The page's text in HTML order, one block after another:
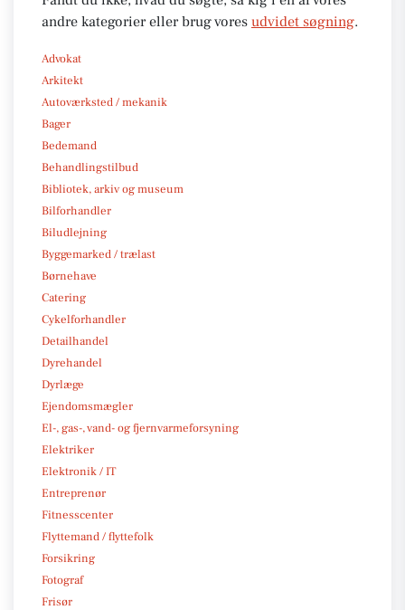
andre kategorier eller brug vores udvidet søgning.
Advokat
Arkitekt
Autoværksted / mekanik
Bager
Bedemand
Behandlingstilbud
Bibliotek, arkiv og museum
Bilforhandler
Biludlejning
Byggemarked / trælast
Børnehave
Catering
Cykelforhandler
Detailhandel
Dyrehandel
Dyrlæge
Ejendomsmægler
El-, gas-, vand- og fjernvarmeforsyning
Elektriker
Elektronik / IT
Entreprenør
Fitnesscenter
Flyttemand / flyttefolk
Forsikring
Fotograf
Frisør